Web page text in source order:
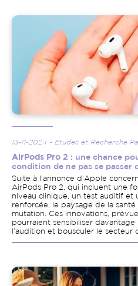
Image
13-11-2024 - Etudes et Recherche
AirPods Pro 2 : une chance
condition de ne pas se passer
Suite à l’annonce d’Apple
AirPods Pro 2, qui incluent une
niveau clinique, un test auditif et
renforcée, le paysage de la
mutation. Ces innovations,
pourraient sensibiliser davantage
l’audition et bousculer le secteur
Image